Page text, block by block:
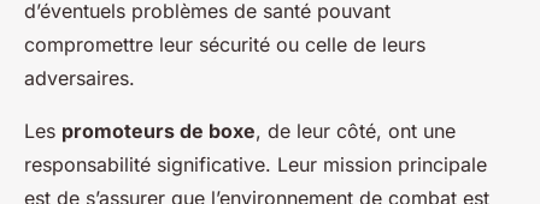
d’éventuels problèmes de santé pouvant
compromettre leur sécurité ou celle de leurs
adversaires.
Les promoteurs de boxe, de leur côté, ont une
responsabilité significative. Leur mission principale
est de s’assurer que l’environnement de combat est